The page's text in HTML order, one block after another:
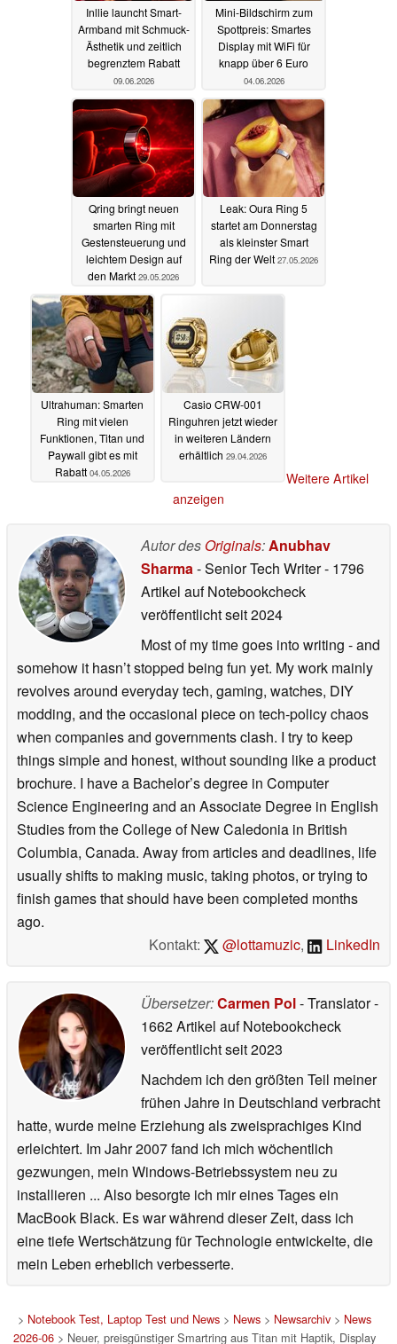
Inllie launcht Smart-
Armband mit Schmuck-
Ästhetik und zeitlich
begrenztem Rabatt
09.06.2026
Mini-Bildschirm zum
Spottpreis: Smartes
Display mit WiFi für
knapp über 6 Euro
04.06.2026
Qring bringt neuen
smarten Ring mit
Gestensteuerung und
leichtem Design auf
den Markt 29.05.2026
Leak: Oura Ring 5
startet am Donnerstag
als kleinster Smart
Ring der Welt 27.05.2026
Ultrahuman: Smarten
Ring mit vielen
Funktionen, Titan und
Paywall gibt es mit
Rabatt 04.05.2026
Casio CRW-001
Ringuhren jetzt wieder
in weiteren Ländern
erhältlich 29.04.2026
Weitere Artikel
anzeigen
Autor des Originals:Anubhav
Sharma- Senior Tech Writer- 1796
Artikel auf Notebookcheck
veröffentlichtseit 2024
Most of my time goes into writing - and
somehow it hasn’t stopped being fun yet. My work mainly
revolves around everyday tech, gaming, watches, DIY
modding, and the occasional piece on tech-policy chaos
when companies and governments clash. I try to keep
things simple and honest, without sounding like a product
brochure. I have a Bachelor’s degree in Computer
Science Engineering and an Associate Degree in English
Studies from the College of New Caledonia in British
Columbia, Canada. Away from articles and deadlines, life
usually shifts to making music, taking photos, or trying to
finish games that should have been completed months
ago.
Kontakt:
@lottamuzic, LinkedIn
Übersetzer:Carmen Pol- Translator-
1662 Artikel auf Notebookcheck
veröffentlichtseit 2023
Nachdem ich den größten Teil meiner
frühen Jahre in Deutschland verbracht
hatte, wurde meine Erziehung als zweisprachiges Kind
erleichtert. Im Jahr 2007 fand ich mich wöchentlich
gezwungen, mein Windows-Betriebssystem neu zu
installieren ... Also besorgte ich mir eines Tages ein
MacBook Black. Es war während dieser Zeit, dass ich
eine tiefe Wertschätzung für Technologie entwickelte, die
mein Leben erheblich verbesserte.
> Notebook Test, Laptop Test und News> News> Newsarchiv> News
2026-06> Neuer, preisgünstiger Smartring aus Titan mit Haptik, Display